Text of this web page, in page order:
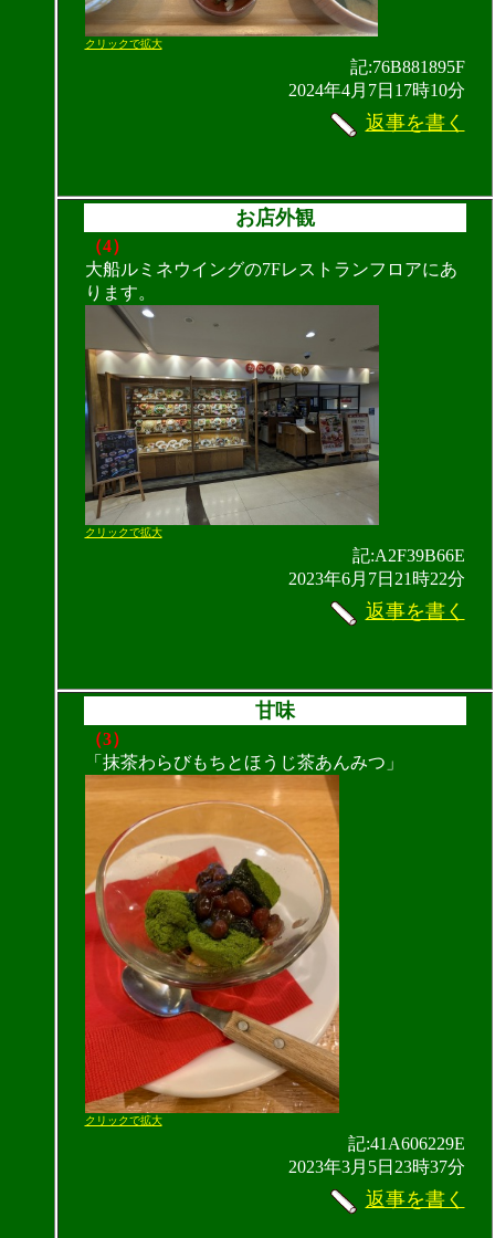
クリックで拡大
記:76B881895F
2024年4月7日17時10分
返事を書く
お店外観
（4）
大船ルミネウイングの7Fレストランフロアにあ
ります。
クリックで拡大
記:A2F39B66E
2023年6月7日21時22分
返事を書く
甘味
（3）
「抹茶わらびもちとほうじ茶あんみつ」
クリックで拡大
記:41A606229E
2023年3月5日23時37分
返事を書く